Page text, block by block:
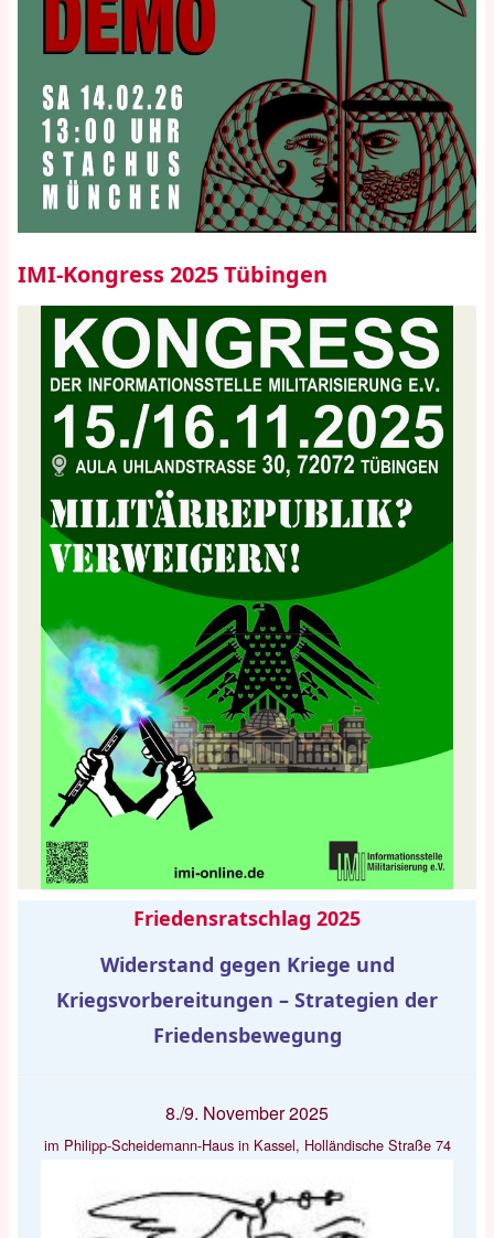
IMI-Kongress 2025 Tübingen
Friedensratschlag 2025
Widerstand gegen Kriege und
Kriegsvorbereitungen – Strategien der
Friedensbewegung
8./9. November 2025
im Philipp-Scheidemann-Haus in Kassel, Holländische Straße 74